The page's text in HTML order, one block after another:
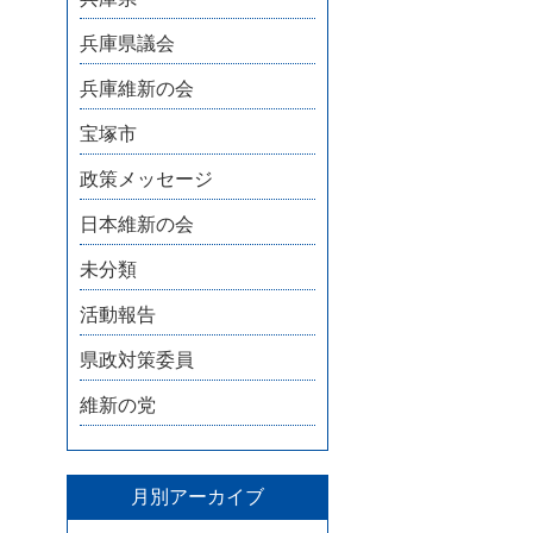
兵庫県議会
兵庫維新の会
宝塚市
政策メッセージ
日本維新の会
未分類
活動報告
県政対策委員
維新の党
月別アーカイブ